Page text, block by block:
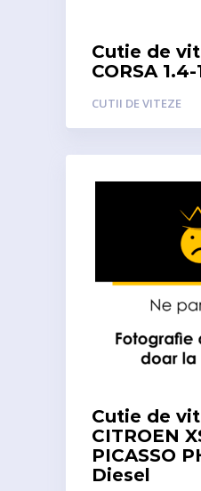
Cutie de
CORSA
CUTII DE VITEZE
Cutie de
CITROEN
PICASSO
Diesel